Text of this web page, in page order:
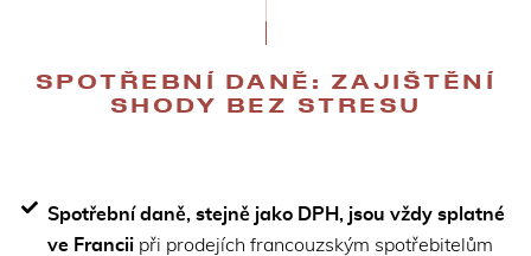
SPOTŘEBNÍ DANĚ: ZAJIŠTĚNÍ
SHODY BEZ STRESU
Spotřební daně, stejně jako DPH, jsou vždy splatné
ve Francii při prodejích francouzským spotřebitelům